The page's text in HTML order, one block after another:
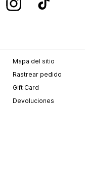
Mapa del sitio
Rastrear pedido
Gift Card
Devoluciones